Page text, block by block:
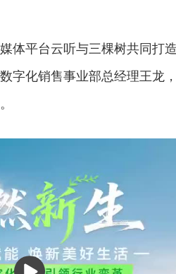
体平台云听与三棵树共同打
字化销售事业部总经理王龙
播
放